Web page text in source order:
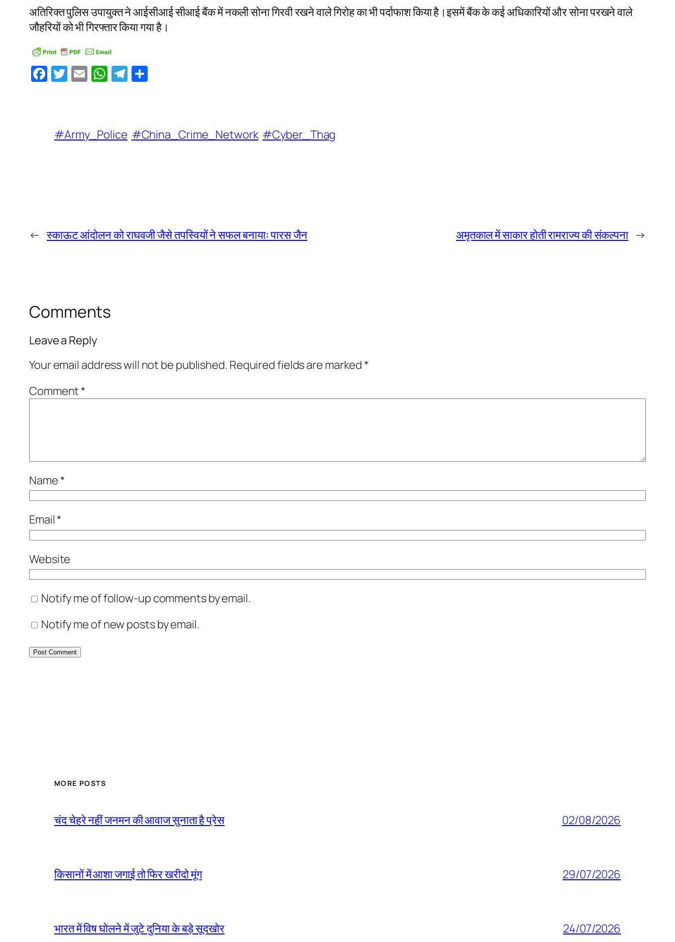
अतिरिक्त पुलिस उपायुक्त ने आईसीआई सीआई बैंक में नकली सोना गिरवी रखने वाले गिरोह का भी पर्दाफाश किया है।इसमें बैंक के कई अधिकारियों और सोना परखने वाले
जौहरियों को भी गिरफ्तार किया गया है।
Facebook
Twitter
EmailWhatsApp
Telegram
#Army_Police #China_Crime_Network #Cyber_Thag
← स्काऊट आंदोलन को राघवजी जैसे तपस्वियों ने सफल बनायाः पारस जैन अमृतकाल में साकार होती रामराज्य की संकल्पना →
Comments
Leave a Reply
Your email address will not be published. Required fields are marked*
Comment*
Name*
Email*
Website
Notify me of follow-up comments by email.
Notify me of new posts by email.
MORE POSTS
चंद चेहरे नहीं जनमन की आवाज सुनाता है प्रेस 02/08/2026
किसानों में आशा जगाई तो फिर खरीदो मूंग 29/07/2026
भारत में विष घोलने में जुटे दुनिया के बड़े सूदखोर 24/07/2026